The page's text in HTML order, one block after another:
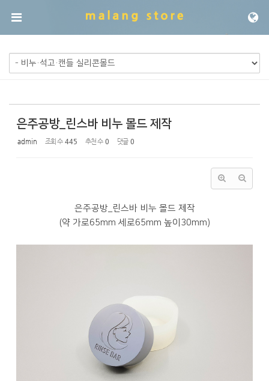
메뉴 건너뛰기
은주공방_린스바 비누 몰드 제작
admin 조회 수 445 추천 수 0 댓글 0
은주공방_린스바 비누 몰드 제작
(약 가로65mm 세로65mm 높이30mm)